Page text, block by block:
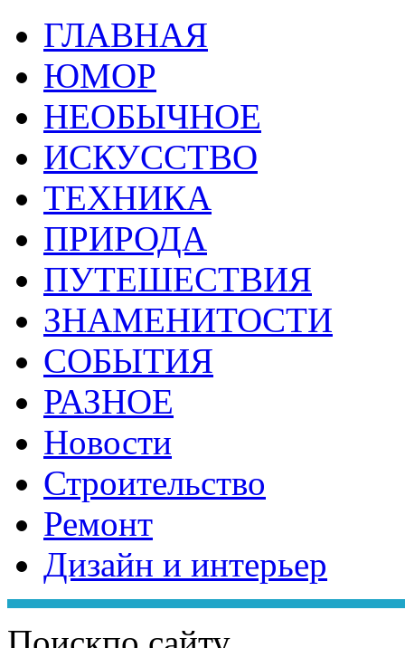
ГЛАВНАЯ
ЮМОР
НЕОБЫЧНОЕ
ИСКУССТВО
ТЕХНИКА
ПРИРОДА
ПУТЕШЕСТВИЯ
ЗНАМЕНИТОСТИ
СОБЫТИЯ
РАЗНОЕ
Новости
Строительство
Ремонт
Дизайн и интерьер